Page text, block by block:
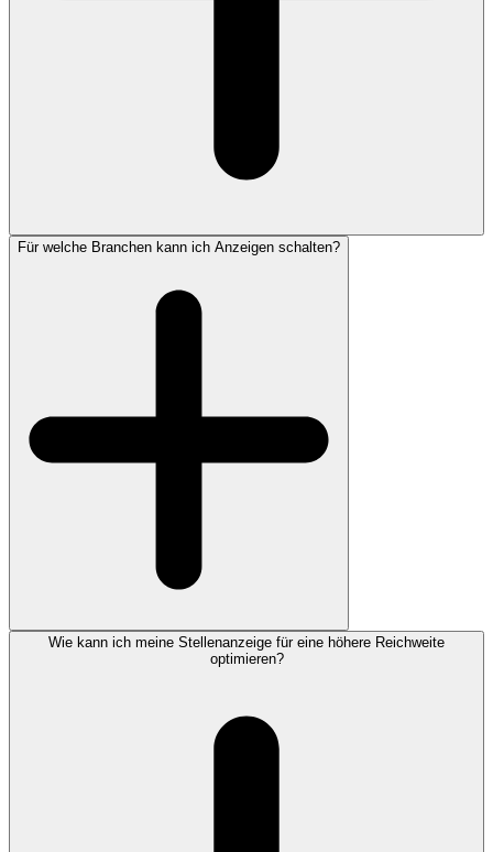
Für welche Branchen kann ich Anzeigen schalten?
Wie kann ich meine Stellenanzeige für eine höhere Reichweite
optimieren?